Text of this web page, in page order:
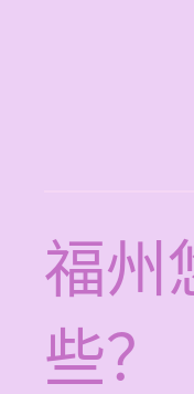
福州
些？